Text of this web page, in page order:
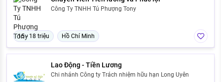
Công Ty TNHH Tú Phượng Tony
15 - 18 triệu Hồ Chí Minh
Lao Động - Tiền Lương
Chi nhánh Công ty Trách nhiệm hữu hạn Long Uyên